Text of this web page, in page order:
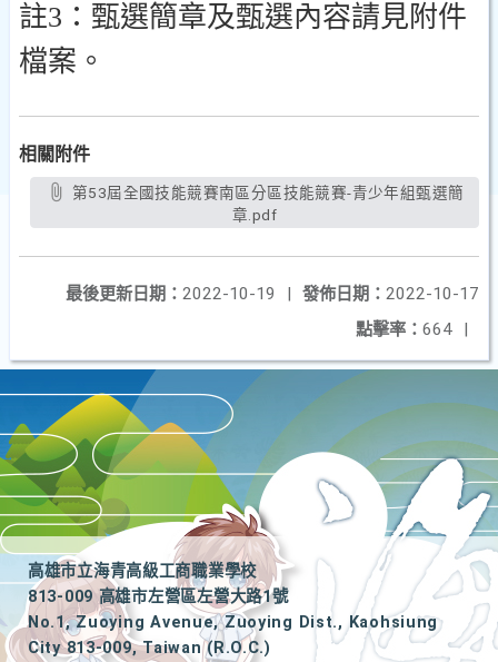
註3：甄選簡章及甄選內容請見附件
檔案。
相關附件
章.pdf
發佈日期： 2022-10-17
最後更新日期： 2022-10-19
|
點擊率： 664 |
高雄市立海青高級工商職業學校
813-009 高雄市左營區左營大路1號
No.1, Zuoying Avenue, Zuoying Dist., Kaohsiung
City 813-009, Taiwan (R.O.C.)